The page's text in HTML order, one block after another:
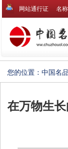
网站通行证 名称
您的位置： 中国名
在万物生